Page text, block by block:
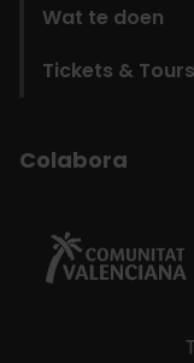
Wat te doen
Tickets & Tours
Colabora